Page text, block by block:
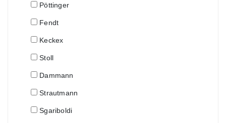
Pöttinger
Fendt
Keckex
Stoll
Dammann
Strautmann
Sgariboldi